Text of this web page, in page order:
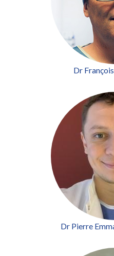
Dr
Dr Pierre